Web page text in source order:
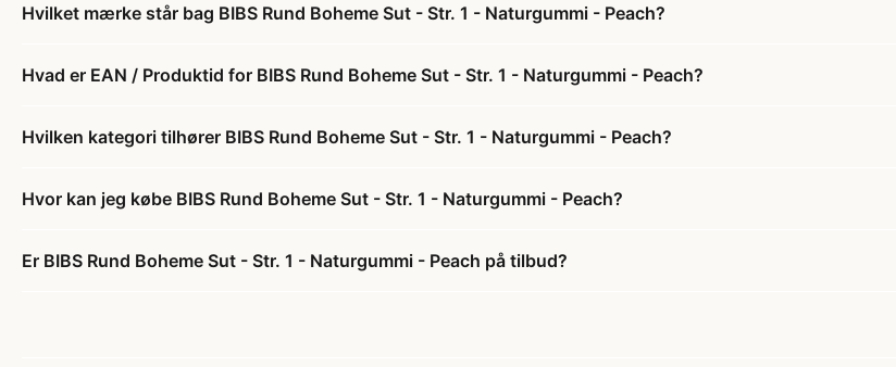
Hvilket mærke står bag BIBS Rund Boheme Sut - Str. 1 - Naturgummi - Peach?
Hvad er EAN / Produktid for BIBS Rund Boheme Sut - Str. 1 - Naturgummi - Peach?
Hvilken kategori tilhører BIBS Rund Boheme Sut - Str. 1 - Naturgummi - Peach?
Hvor kan jeg købe BIBS Rund Boheme Sut - Str. 1 - Naturgummi - Peach?
Er BIBS Rund Boheme Sut - Str. 1 - Naturgummi - Peach på tilbud?